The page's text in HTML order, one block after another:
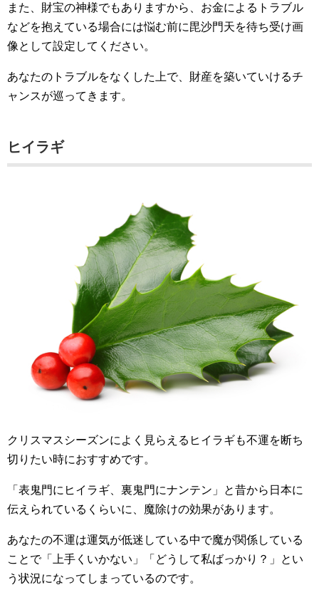
また、財宝の神様でもありますから、お金によるトラブル
などを抱えている場合には悩む前に毘沙門天を待ち受け画
像として設定してください。
あなたのトラブルをなくした上で、財産を築いていけるチ
ャンスが巡ってきます。
ヒイラギ
クリスマスシーズンによく見らえるヒイラギも不運を断ち
切りたい時におすすめです。
「表鬼門にヒイラギ、裏鬼門にナンテン」と昔から日本に
伝えられているくらいに、魔除けの効果があります。
あなたの不運は運気が低迷している中で魔が関係している
ことで「上手くいかない」「どうして私ばっかり？」とい
う状況になってしまっているのです。